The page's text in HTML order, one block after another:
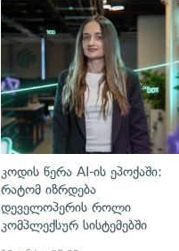
კოდის წერა AI-ის ეპოქაში:
რატომ იზრდება
დეველოპერის როლი
კომპლექსურ სისტემებში